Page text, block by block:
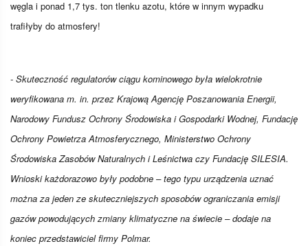
węgla i ponad 1,7 tys. ton tlenku azotu, które w innym wypadku
trafiłyby do atmosfery!
- Skuteczność regulatorów ciągu kominowego była wielokrotnie
weryfikowana m. in. przez Krajową Agencję Poszanowania Energii,
Narodowy Fundusz Ochrony Środowiska i Gospodarki Wodnej, Fundację
Ochrony Powietrza Atmosferycznego, Ministerstwo Ochrony
Środowiska Zasobów Naturalnych i Leśnictwa czy Fundację SILESIA.
Wnioski każdorazowo były podobne – tego typu urządzenia uznać
można za jeden ze skuteczniejszych sposobów ograniczania emisji
gazów powodujących zmiany klimatyczne na świecie – dodaje na
koniec przedstawiciel firmy Polmar.